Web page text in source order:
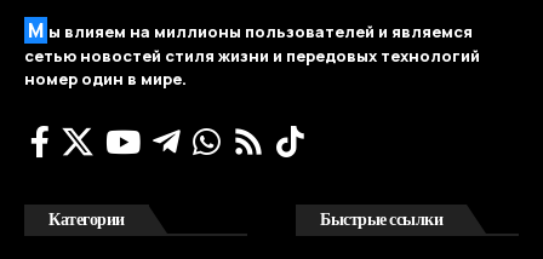
М ы влияем на миллионы пользователей и являемся
сетью новостей стиля жизни и передовых технологий
номер один в мире.
Категории Быстрые ссылки